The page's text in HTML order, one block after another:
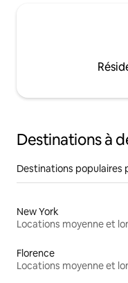
Destinations à
Destinations populaires
New York
Florence